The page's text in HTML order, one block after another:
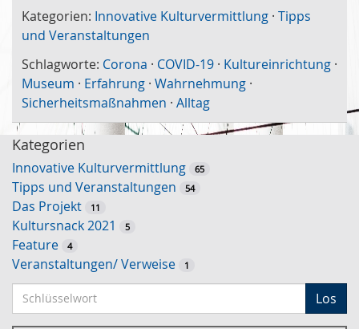
Kategorien: Innovative Kulturvermittlung · Tipps
und Veranstaltungen
Schlagworte: Corona · COVID-19 · Kultureinrichtung ·
Museum · Erfahrung · Wahrnehmung ·
Sicherheitsmaßnahmen · Alltag
Kategorien
Innovative Kulturvermittlung 65
Tipps und Veranstaltungen 54
Das Projekt 11
Kultursnack 2021 5
Feature 4
Veranstaltungen/ Verweise 1
c
Los